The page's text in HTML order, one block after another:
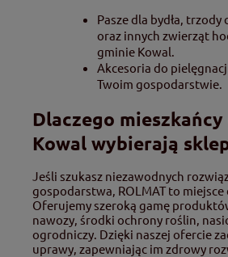
Pasze dla bydła,
oraz innych zwierząt
gminie Kowal.
Akcesoria do
Twoim gospodarstwie.
Dlaczego
Kowal wybierają
Jeśli szukasz niezawodnych
gospodarstwa, ROLMAT to miejsce
Oferujemy szeroką gamę
nawozy, środki ochrony roślin,
ogrodniczy. Dzięki naszej ofercie
uprawy, zapewniając im zdrowy